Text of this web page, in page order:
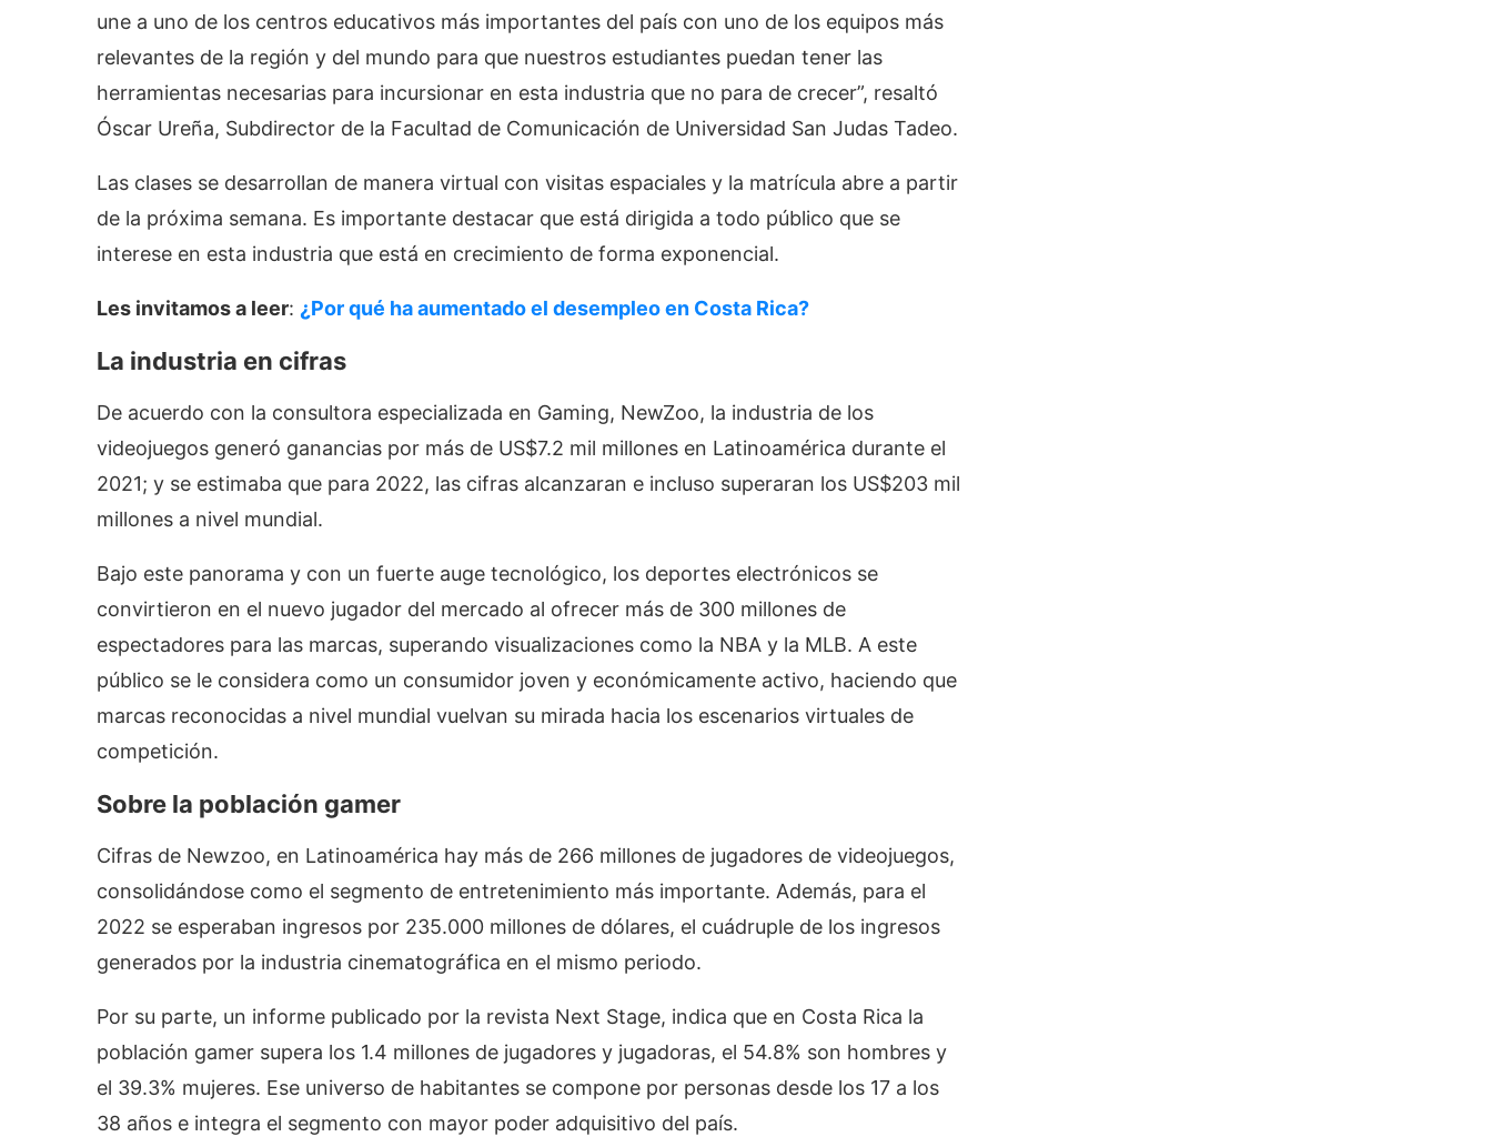
une a uno de los centros educativos más importantes del país con uno de los equipos más
relevantes de la región y del mundo para que nuestros estudiantes puedan tener las
herramientas necesarias para incursionar en esta industria que no para de crecer”, resaltó
Óscar Ureña, Subdirector de la Facultad de Comunicación de Universidad San Judas Tadeo.
Las clases se desarrollan de manera virtual con visitas espaciales y la matrícula abre a partir
de la próxima semana. Es importante destacar que está dirigida a todo público que se
interese en esta industria que está en crecimiento de forma exponencial.
Les invitamos a leer: ¿Por qué ha aumentado el desempleo en Costa Rica?
La industria en cifras
De acuerdo con la consultora especializada en Gaming, NewZoo, la industria de los
videojuegos generó ganancias por más de US$7.2 mil millones en Latinoamérica durante el
2021; y se estimaba que para 2022, las cifras alcanzaran e incluso superaran los US$203 mil
millones a nivel mundial.
Bajo este panorama y con un fuerte auge tecnológico, los deportes electrónicos se
convirtieron en el nuevo jugador del mercado al ofrecer más de 300 millones de
espectadores para las marcas, superando visualizaciones como la NBA y la MLB. A este
público se le considera como un consumidor joven y económicamente activo, haciendo que
marcas reconocidas a nivel mundial vuelvan su mirada hacia los escenarios virtuales de
competición.
Sobre la población gamer
Cifras de Newzoo, en Latinoamérica hay más de 266 millones de jugadores de videojuegos,
consolidándose como el segmento de entretenimiento más importante. Además, para el
2022 se esperaban ingresos por 235.000 millones de dólares, el cuádruple de los ingresos
generados por la industria cinematográfica en el mismo periodo.
Por su parte, un informe publicado por la revista Next Stage, indica que en Costa Rica la
población gamer supera los 1.4 millones de jugadores y jugadoras, el 54.8% son hombres y
el 39.3% mujeres. Ese universo de habitantes se compone por personas desde los 17 a los
38 años e integra el segmento con mayor poder adquisitivo del país.